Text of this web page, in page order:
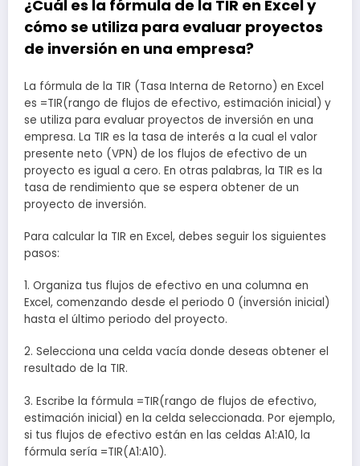
¿Cuál es la fórmula de la TIR en Excel y
cómo se utiliza para evaluar proyectos
de inversión en una empresa?
La fórmula de la TIR (Tasa Interna de Retorno) en Excel
es =TIR(rango de flujos de efectivo, estimación inicial) y
se utiliza para evaluar proyectos de inversión en una
empresa. La TIR es la tasa de interés a la cual el valor
presente neto (VPN) de los flujos de efectivo de un
proyecto es igual a cero. En otras palabras, la TIR es la
tasa de rendimiento que se espera obtener de un
proyecto de inversión.
Para calcular la TIR en Excel, debes seguir los siguientes
pasos:
1. Organiza tus flujos de efectivo en una columna en
Excel, comenzando desde el periodo 0 (inversión inicial)
hasta el último periodo del proyecto.
2. Selecciona una celda vacía donde deseas obtener el
resultado de la TIR.
3. Escribe la fórmula =TIR(rango de flujos de efectivo,
estimación inicial) en la celda seleccionada. Por ejemplo,
si tus flujos de efectivo están en las celdas A1:A10, la
fórmula sería =TIR(A1:A10).